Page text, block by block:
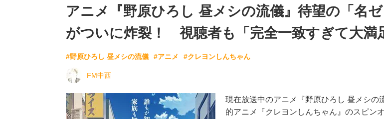
アニメ『野原ひろし 昼メシの流儀』待望の「名ゼ
がついに炸裂！ 視聴者も「完全一致すぎて大満
#野原ひろし 昼メシの流儀 #アニメ #クレヨンしんちゃん
FM中西
現在放送中のアニメ『野原ひろし 昼メシの
的アニメ『クレヨンしんちゃん』のスピン